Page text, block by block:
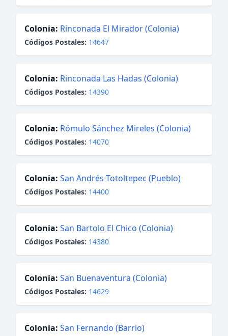
Colonia: Rinconada El Mirador (Colonia)
Códigos Postales: 14647
Colonia: Rinconada Las Hadas (Colonia)
Códigos Postales: 14390
Colonia: Rómulo Sánchez Mireles (Colonia)
Códigos Postales: 14070
Colonia: San Andrés Totoltepec (Pueblo)
Códigos Postales: 14400
Colonia: San Bartolo El Chico (Colonia)
Códigos Postales: 14380
Colonia: San Buenaventura (Colonia)
Códigos Postales: 14629
Colonia: San Fernando (Barrio)